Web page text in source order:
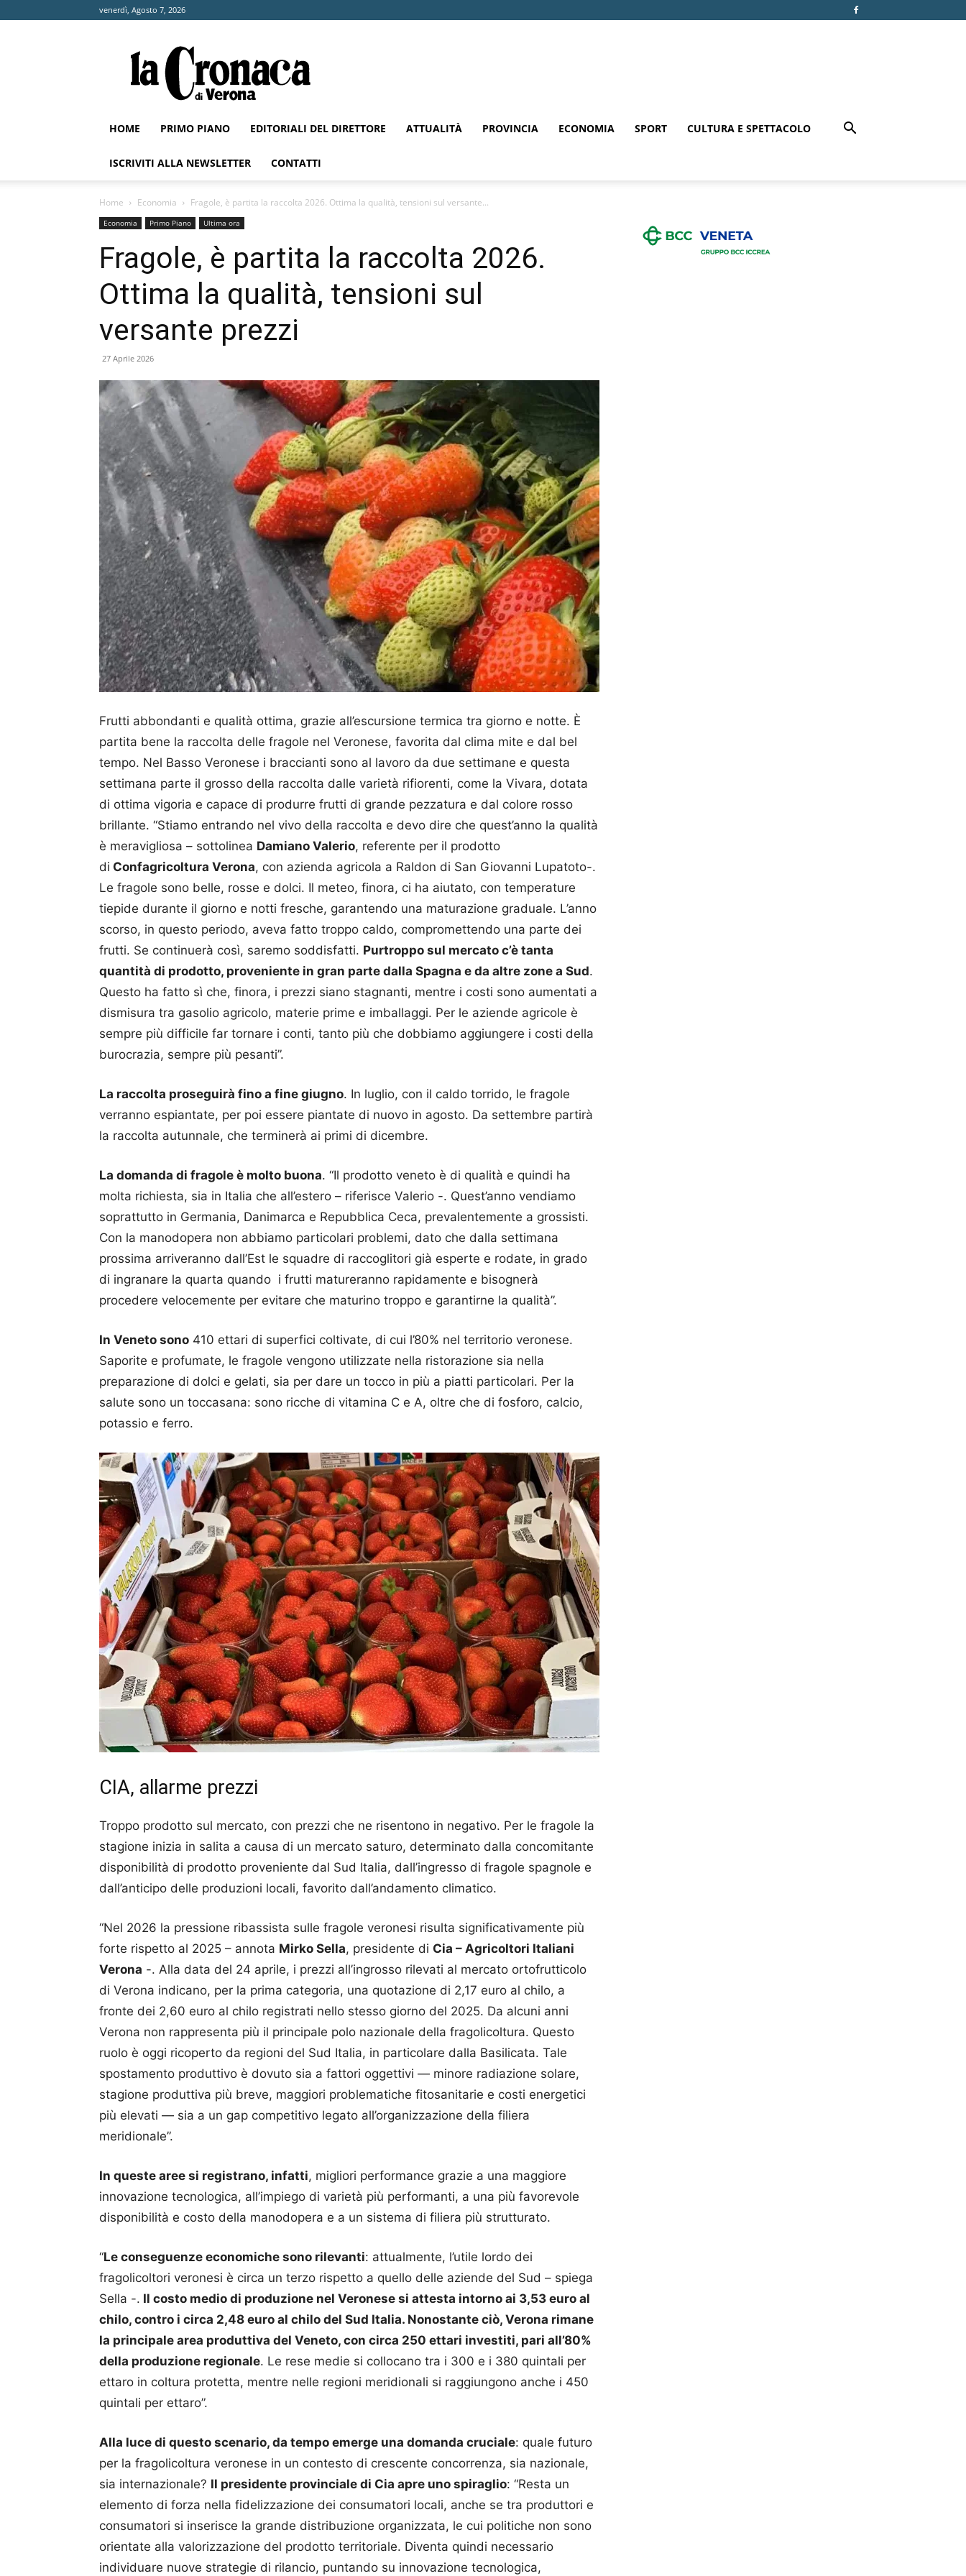
venerdì, Agosto 7, 2026
Cronaca
di
Verona
HOME PRIMO PIANO EDITORIALI DEL DIRETTORE ATTUALITÀ PROVINCIA ECONOMIA SPORT CULTURA E SPETTACOLO
ISCRIVITI ALLA NEWSLETTER CONTATTI
Home Economia Fragole, è partita la raccolta 2026. Ottima la qualità, tensioni sul versante...
Economia Primo Piano Ultima ora
Fragole, è partita la raccolta 2026.
Ottima la qualità, tensioni sul
versante prezzi
27 Aprile 2026
Frutti abbondanti e qualità ottima, grazie all’escursione termica tra giorno e notte. È
partita bene la raccolta delle fragole nel Veronese, favorita dal clima mite e dal bel
tempo. Nel Basso Veronese i braccianti sono al lavoro da due settimane e questa
settimana parte il grosso della raccolta dalle varietà rifiorenti, come la Vivara, dotata
di ottima vigoria e capace di produrre frutti di grande pezzatura e dal colore rosso
brillante. “Stiamo entrando nel vivo della raccolta e devo dire che quest’anno la qualità
è meravigliosa – sottolinea Damiano Valerio, referente per il prodotto
di Confagricoltura Verona, con azienda agricola a Raldon di San Giovanni Lupatoto-.
Le fragole sono belle, rosse e dolci. Il meteo, finora, ci ha aiutato, con temperature
tiepide durante il giorno e notti fresche, garantendo una maturazione graduale. L’anno
scorso, in questo periodo, aveva fatto troppo caldo, compromettendo una parte dei
frutti. Se continuerà così, saremo soddisfatti. Purtroppo sul mercato c’è tanta
quantità di prodotto, proveniente in gran parte dalla Spagna e da altre zone a Sud.
Questo ha fatto sì che, finora, i prezzi siano stagnanti, mentre i costi sono aumentati a
dismisura tra gasolio agricolo, materie prime e imballaggi. Per le aziende agricole è
sempre più difficile far tornare i conti, tanto più che dobbiamo aggiungere i costi della
burocrazia, sempre più pesanti”.
La raccolta proseguirà fino a fine giugno. In luglio, con il caldo torrido, le fragole
verranno espiantate, per poi essere piantate di nuovo in agosto. Da settembre partirà
la raccolta autunnale, che terminerà ai primi di dicembre.
La domanda di fragole è molto buona. “Il prodotto veneto è di qualità e quindi ha
molta richiesta, sia in Italia che all’estero – riferisce Valerio -. Quest’anno vendiamo
soprattutto in Germania, Danimarca e Repubblica Ceca, prevalentemente a grossisti.
Con la manodopera non abbiamo particolari problemi, dato che dalla settimana
prossima arriveranno dall’Est le squadre di raccoglitori già esperte e rodate, in grado
di ingranare la quarta quando i frutti matureranno rapidamente e bisognerà
procedere velocemente per evitare che maturino troppo e garantirne la qualità”.
In Veneto sono 410 ettari di superfici coltivate, di cui l’80% nel territorio veronese.
Saporite e profumate, le fragole vengono utilizzate nella ristorazione sia nella
preparazione di dolci e gelati, sia per dare un tocco in più a piatti particolari. Per la
salute sono un toccasana: sono ricche di vitamina C e A, oltre che di fosforo, calcio,
potassio e ferro.
CIA, allarme prezzi
Troppo prodotto sul mercato, con prezzi che ne risentono in negativo. Per le fragole la
stagione inizia in salita a causa di un mercato saturo, determinato dalla concomitante
disponibilità di prodotto proveniente dal Sud Italia, dall’ingresso di fragole spagnole e
dall’anticipo delle produzioni locali, favorito dall’andamento climatico.
“Nel 2026 la pressione ribassista sulle fragole veronesi risulta significativamente più
forte rispetto al 2025 – annota Mirko Sella, presidente di Cia – Agricoltori Italiani
Verona -. Alla data del 24 aprile, i prezzi all’ingrosso rilevati al mercato ortofrutticolo
di Verona indicano, per la prima categoria, una quotazione di 2,17 euro al chilo, a
fronte dei 2,60 euro al chilo registrati nello stesso giorno del 2025. Da alcuni anni
Verona non rappresenta più il principale polo nazionale della fragolicoltura. Questo
ruolo è oggi ricoperto da regioni del Sud Italia, in particolare dalla Basilicata. Tale
spostamento produttivo è dovuto sia a fattori oggettivi — minore radiazione solare,
stagione produttiva più breve, maggiori problematiche fitosanitarie e costi energetici
più elevati — sia a un gap competitivo legato all’organizzazione della filiera
meridionale”.
In queste aree si registrano, infatti, migliori performance grazie a una maggiore
innovazione tecnologica, all’impiego di varietà più performanti, a una più favorevole
disponibilità e costo della manodopera e a un sistema di filiera più strutturato.
“Le conseguenze economiche sono rilevanti: attualmente, l’utile lordo dei
fragolicoltori veronesi è circa un terzo rispetto a quello delle aziende del Sud – spiega
Sella -. Il costo medio di produzione nel Veronese si attesta intorno ai 3,53 euro al
chilo, contro i circa 2,48 euro al chilo del Sud Italia. Nonostante ciò, Verona rimane
la principale area produttiva del Veneto, con circa 250 ettari investiti, pari all’80%
della produzione regionale. Le rese medie si collocano tra i 300 e i 380 quintali per
ettaro in coltura protetta, mentre nelle regioni meridionali si raggiungono anche i 450
quintali per ettaro”.
Alla luce di questo scenario, da tempo emerge una domanda cruciale: quale futuro
per la fragolicoltura veronese in un contesto di crescente concorrenza, sia nazionale,
sia internazionale? Il presidente provinciale di Cia apre uno spiraglio: “Resta un
elemento di forza nella fidelizzazione dei consumatori locali, anche se tra produttori e
consumatori si inserisce la grande distribuzione organizzata, le cui politiche non sono
orientate alla valorizzazione del prodotto territoriale. Diventa quindi necessario
individuare nuove strategie di rilancio, puntando su innovazione tecnologica,